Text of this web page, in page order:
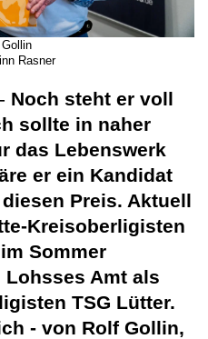
Rasner
- Noch steht er voll
sollte in naher
das Lebenswerk
er ein Kandidat
Preis. Aktuell
Kreisoberligisten
Sommer
Amt als
TSG Lütter.
- von Rolf Gollin,